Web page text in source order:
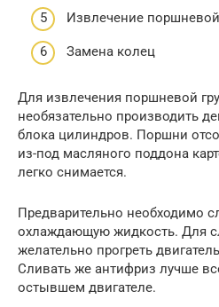
Извлечение
Замена колец
Для извлечения поршневой
необязательно производить
блока цилиндров. Поршни
из-под масляного поддона
легко снимается.
Предварительно необходимо
охлаждающую жидкость. Для
желательно прогреть
Сливать же антифриз лучше
остывшем двигателе.